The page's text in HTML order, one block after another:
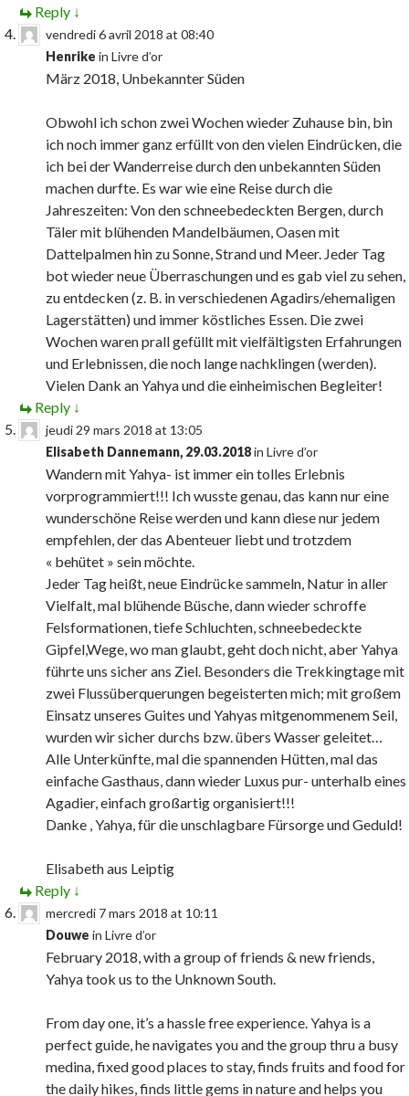
Reply ↓
vendredi 6 avril 2018 at 08:40
Henrike in Livre d’or
März 2018, Unbekannter Süden
Obwohl ich schon zwei Wochen wieder Zuhause bin, bin
ich noch immer ganz erfüllt von den vielen Eindrücken, die
ich bei der Wanderreise durch den unbekannten Süden
machen durfte. Es war wie eine Reise durch die
Jahreszeiten: Von den schneebedeckten Bergen, durch
Täler mit blühenden Mandelbäumen, Oasen mit
Dattelpalmen hin zu Sonne, Strand und Meer. Jeder Tag
bot wieder neue Überraschungen und es gab viel zu sehen,
zu entdecken (z. B. in verschiedenen Agadirs/ehemaligen
Lagerstätten) und immer köstliches Essen. Die zwei
Wochen waren prall gefüllt mit vielfältigsten Erfahrungen
und Erlebnissen, die noch lange nachklingen (werden).
Vielen Dank an Yahya und die einheimischen Begleiter!
Reply ↓
jeudi 29 mars 2018 at 13:05
Elisabeth Dannemann, 29.03.2018in Livre d’or
Wandern mit Yahya- ist immer ein tolles Erlebnis
vorprogrammiert!!! Ich wusste genau, das kann nur eine
wunderschöne Reise werden und kann diese nur jedem
empfehlen, der das Abenteuer liebt und trotzdem
« behütet » sein möchte.
Jeder Tag heißt, neue Eindrücke sammeln, Natur in aller
Vielfalt, mal blühende Büsche, dann wieder schroffe
Felsformationen, tiefe Schluchten, schneebedeckte
Gipfel,Wege, wo man glaubt, geht doch nicht, aber Yahya
führte uns sicher ans Ziel. Besonders die Trekkingtage mit
zwei Flussüberquerungen begeisterten mich; mit großem
Einsatz unseres Guites und Yahyas mitgenommenem Seil,
wurden wir sicher durchs bzw. übers Wasser geleitet…
Alle Unterkünfte, mal die spannenden Hütten, mal das
einfache Gasthaus, dann wieder Luxus pur- unterhalb eines
Agadier, einfach großartig organisiert!!!
Danke , Yahya, für die unschlagbare Fürsorge und Geduld!
Elisabeth aus Leiptig
Reply ↓
mercredi 7 mars 2018 at 10:11
Douwe in Livre d’or
February 2018, with a group of friends & new friends,
Yahya took us to the Unknown South.
From day one, it’s a hassle free experience. Yahya is a
perfect guide, he navigates you and the group thru a busy
medina, fixed good places to stay, finds fruits and food for
the daily hikes, finds little gems in nature and helps you